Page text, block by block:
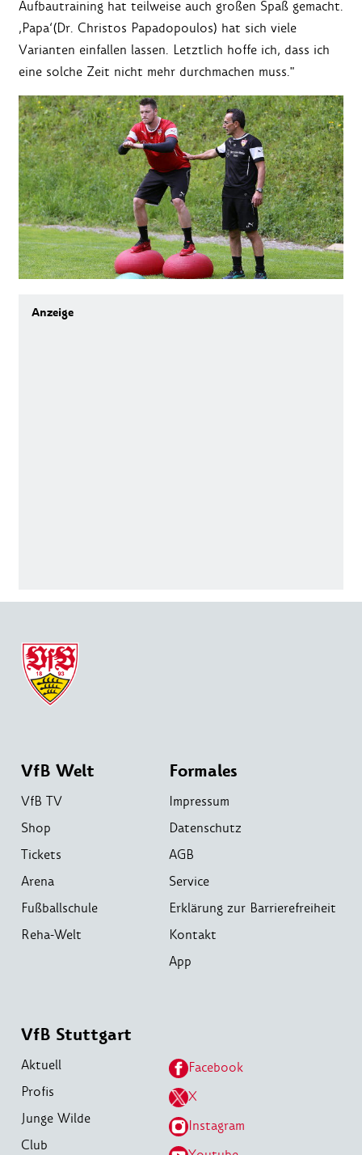
Aufbautraining hat teilweise auch großen Spaß gemacht.
‚Papa‘(Dr. Christos Papadopoulos) hat sich viele
Varianten einfallen lassen. Letztlich hoffe ich, dass ich
eine solche Zeit nicht mehr durchmachen muss."
VfB Welt
VfB TV
Shop
Tickets
Arena
Fußballschule
Reha-Welt
Formales
Impressum
Datenschutz
AGB
Service
Erklärung zur Barrierefreiheit
Kontakt
App
VfB Stuttgart
Aktuell
Profis
Junge Wilde
Club
Facebook
X
Instagram